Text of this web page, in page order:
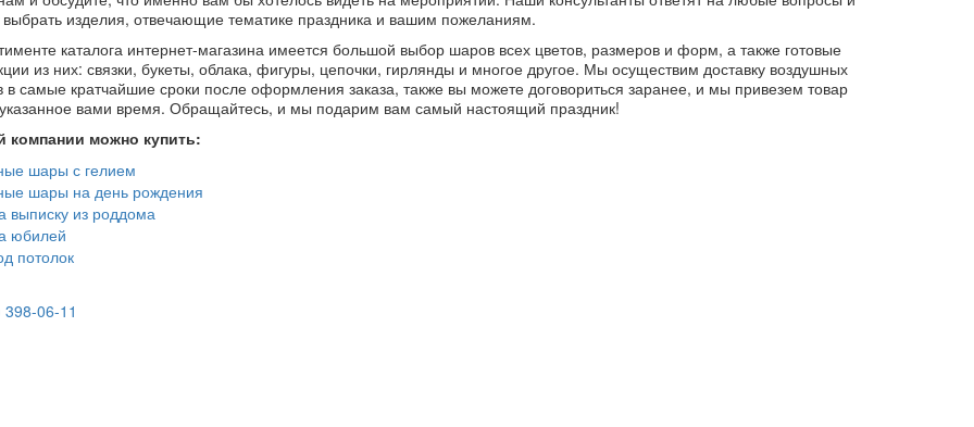
выбрать изделия, отвечающие тематике праздника и вашим пожеланиям.
каталога интернет-магазина имеется большой выбор шаров всех цветов, размеров и форм, а также готовые
из них: связки, букеты, облака, фигуры, цепочки, гирлянды и многое другое. Мы осуществим доставку воздушных
в самые кратчайшие сроки после оформления заказа, также вы можете договориться заранее, и мы привезем товар
вами время. Обращайтесь, и мы подарим вам самый настоящий праздник!
компании можно купить:
шары с гелием
шары на день рождения
выписку из роддома
юбилей
потолок
06-11